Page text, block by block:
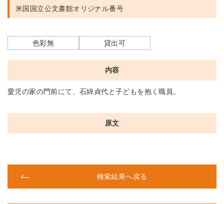
米国国立公文書館オリジナル番号
色彩無 貸出可
内容
愛児の家の門前にて、石綿貞代と子どもを抱く職員。
原文
検索結果へ戻る